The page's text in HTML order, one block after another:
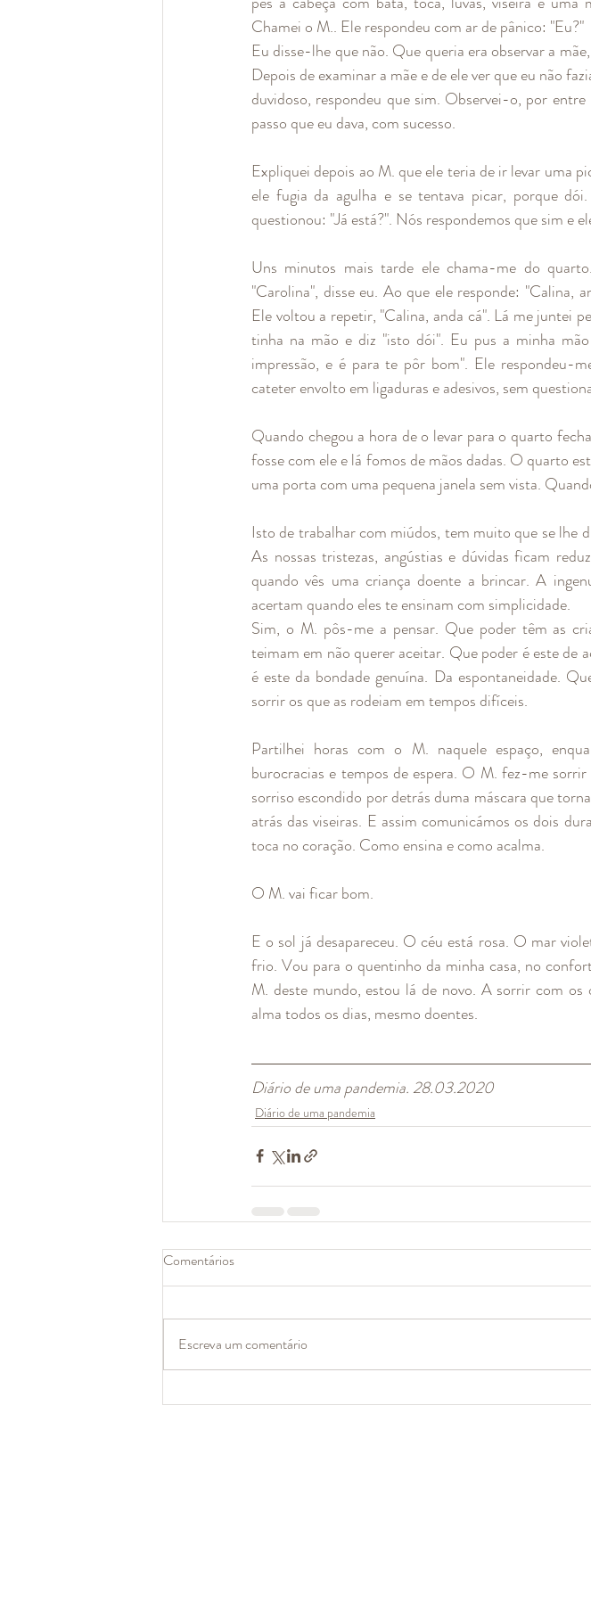
Chamei o M.. Ele respondeu com ar de pânico: "Eu?"
Eu disse-lhe que não. Que queria era observar a
Depois de examinar a mãe e de ele ver que eu não
duvidoso, respondeu que sim. Observei-o, por
passo que eu dava, com sucesso.
Expliquei depois ao M. que ele teria de ir levar uma
ele fugia da agulha e se tentava picar, porque
questionou: "Já está?". Nós respondemos que sim e
Uns minutos mais tarde ele chama-me do
"Carolina", disse eu. Ao que ele responde: "Calina,
Ele voltou a repetir, "Calina, anda cá". Lá me juntei
tinha na mão e diz "isto dói". Eu pus a minha
impressão, e é para te pôr bom". Ele respondeu-
cateter envolto em ligaduras e adesivos, sem
Quando chegou a hora de o levar para o quarto
fosse com ele e lá fomos de mãos dadas. O quarto
uma porta com uma pequena janela sem vista.
Isto de trabalhar com miúdos, tem muito que se lhe
As nossas tristezas, angústias e dúvidas ficam
quando vês uma criança doente a brincar. A
acertam quando eles te ensinam com simplicidade.
Sim, o M. pôs-me a pensar. Que poder têm as
teimam em não querer aceitar. Que poder é este de
é este da bondade genuína. Da espontaneidade.
sorrir os que as rodeiam em tempos difíceis.
Partilhei horas com o M. naquele espaço,
burocracias e tempos de espera. O M. fez-me
sorriso escondido por detrás duma máscara que
atrás das viseiras. E assim comunicámos os dois
toca no coração. Como ensina e como acalma.
O M. vai ficar bom.
E o sol já desapareceu. O céu está rosa. O mar
frio. Vou para o quentinho da minha casa, no
M. deste mundo, estou lá de novo. A sorrir com os
alma todos os dias, mesmo doentes.
Diário de uma pandemia. 28.03.2020
Diário de uma pandemia
Comentários
Escreva um comentário